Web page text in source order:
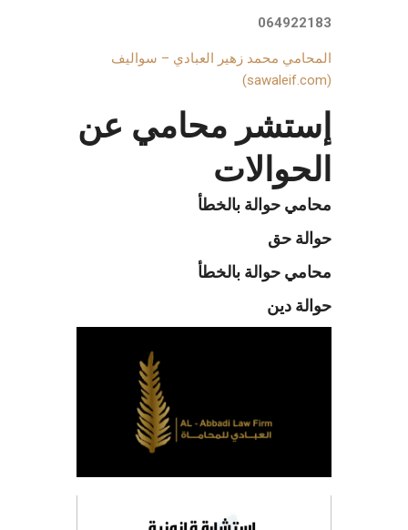
064922183
المحامي محمد زهير العبادي – سواليف
(sawaleif.com)
إستشر محامي عن
الحوالات
محامي حوالة بالخطأ
حوالة حق
محامي حوالة بالخطأ
حوالة دين